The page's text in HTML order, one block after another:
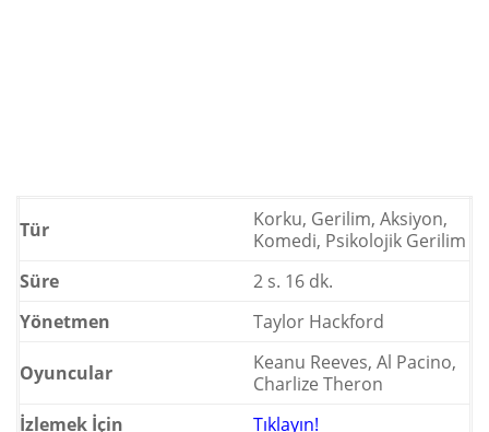
Tür
Korku, Gerilim, Aksiyon,
Komedi, Psikolojik Gerilim
Süre
2 s. 16 dk.
Yönetmen
Taylor Hackford
Oyuncular
Keanu Reeves, Al Pacino,
Charlize Theron
İzlemek İçin
Tıklayın!